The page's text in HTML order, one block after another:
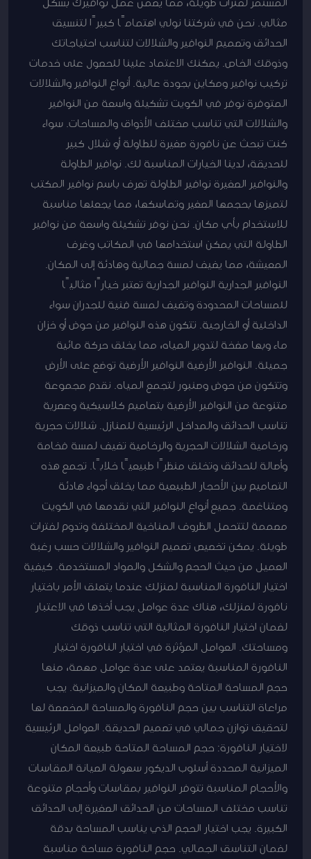
مثالي. نحن في شركتنا نولي اهتمامًا كبيرًا لتنسيق
الحدائق وتصميم النوافير والشلالات لتناسب احتياجاتك
وذوقك الخاص. يمكنك الاعتماد علينا للحصول على خدمات
تركيب نوافير ومكاين بجودة عالية. أنواع النوافير والشلالات
المتوفرة نوفر في الكويت تشكيلة واسعة من النوافير
والشلالات التي تناسب مختلف الأذواق والمساحات. سواء
كنت تبحث عن نافورة صغيرة للطاولة أو شلال كبير
للحديقة، لدينا الخيارات المناسبة لك. نوافير الطاولة
والنوافير الصغيرة نوافير الطاولة تعرف باسم نوافير المكتب
لتميزها بحجمها الصغير وتماسكها، مما يجعلها مناسبة
للاستخدام بأي مكان. نحن نوفر تشكيلة واسعة من نوافير
الطاولة التي يمكن استخدامها في المكاتب وغرف
المعيشة، مما يضيف لمسة جمالية وهادئة إلى المكان.
النوافير الجدارية النوافير الجدارية تعتبر خيارًا مثاليًا
للمساحات المحدودة وتضيف لمسة فنية للجدران سواء
الداخلية أو الخارجية. تتكون هذه النوافير من حوض أو خزان
ماء وبها مضخة لتدوير المياه، مما يخلق حركة مائية
جميلة. النوافير الأرضية النوافير الأرضية توضع على الأرض
وتتكون من حوض وصنبور لتجمع المياه. نقدم مجموعة
متنوعة من النوافير الأرضية بتصاميم كلاسيكية وعصرية
تناسب الحدائق والمداخل الرئيسية للمنازل. شلالات حجرية
ورخامية الشلالات الحجرية والرخامية تضيف لمسة فخامة
وأصالة للحدائق وتخلق منظرًا طبيعيًا خلابًا. تجمع هذه
التصاميم بين الأحجار الطبيعية مما يخلق أجواء هادئة
ومتناغمة. جميع أنواع النوافير التي نقدمها في الكويت
مصممة لتتحمل الظروف المناخية المختلفة وتدوم لفترات
طويلة. يمكن تخصيص تصميم النوافير والشلالات حسب رغبة
العميل من حيث الحجم والشكل والمواد المستخدمة. كيفية
اختيار النافورة المناسبة لمنزلك عندما يتعلق الأمر باختيار
نافورة لمنزلك، هناك عدة عوامل يجب أخذها في الاعتبار
لضمان اختيار النافورة المثالية التي تناسب ذوقك
ومساحتك. العوامل المؤثرة في اختيار النافورة اختيار
النافورة المناسبة يعتمد على عدة عوامل مهمة، منها
حجم المساحة المتاحة وطبيعة المكان والميزانية. يجب
مراعاة التناسب بين حجم النافورة والمساحة المخصصة لها
لتحقيق توازن جمالي في تصميم الحديقة. العوامل الرئيسية
لاختيار النافورة: حجم المساحة المتاحة طبيعة المكان
الميزانية المحددة أسلوب الديكور سهولة الصيانة المقاسات
والأحجام المناسبة تتوفر النوافير بمقاسات وأحجام متنوعة
تناسب مختلف المساحات من الحدائق الصغيرة إلى الحدائق
الكبيرة. يجب اختيار الحجم الذي يناسب المساحة بدقة
لضمان التناسق الجمالي. حجم النافورة مساحة مناسبة